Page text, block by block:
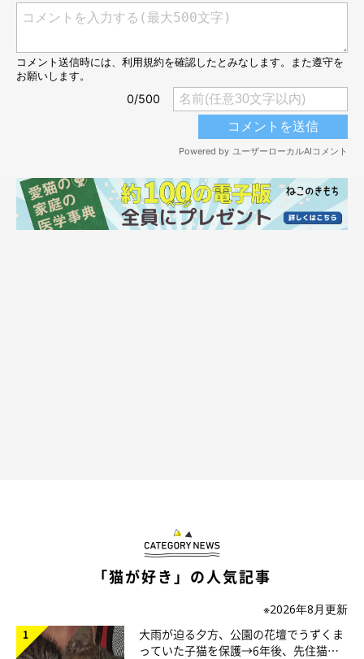
ととまるくん、諦めきれず…
今度は距離を取って、じーっと見つめます。はんみちゃんは諦め
ているのに、ととまるくんのマグロに対する情熱…スゴすぎま
す。よっぽどおいしそうなニオイがしているんでしょうね。
「猫が好き」の人気記事
※2026年8月更新
大雨が迫る夕方、公園の花壇でうずくま
っていた子猫を保護→6年後、先住猫